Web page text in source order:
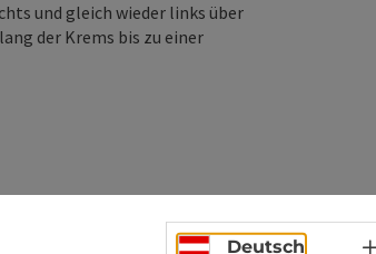
und gleich wieder links über
der Krems bis zu einer
Deutsch